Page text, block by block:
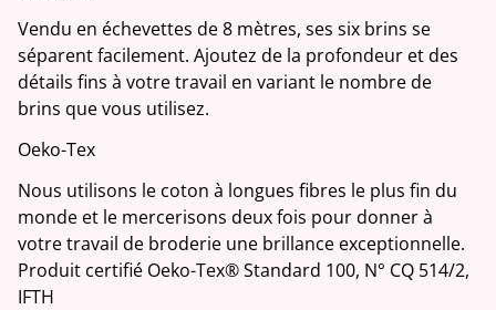
Vendu en échevettes de 8 mètres, ses six brins se
séparent facilement. Ajoutez de la profondeur et des
détails fins à votre travail en variant le nombre de
brins que vous utilisez.
Oeko-Tex
Nous utilisons le coton à longues fibres le plus fin du
monde et le mercerisons deux fois pour donner à
votre travail de broderie une brillance exceptionnelle.
Produit certifié Oeko-Tex® Standard 100, N° CQ 514/2,
IFTH